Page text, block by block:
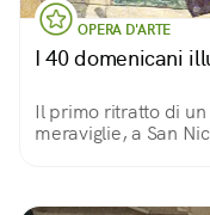
OPERA D'ARTE
I 40 domenicani
Il primo ritratto di un
meraviglie, a San